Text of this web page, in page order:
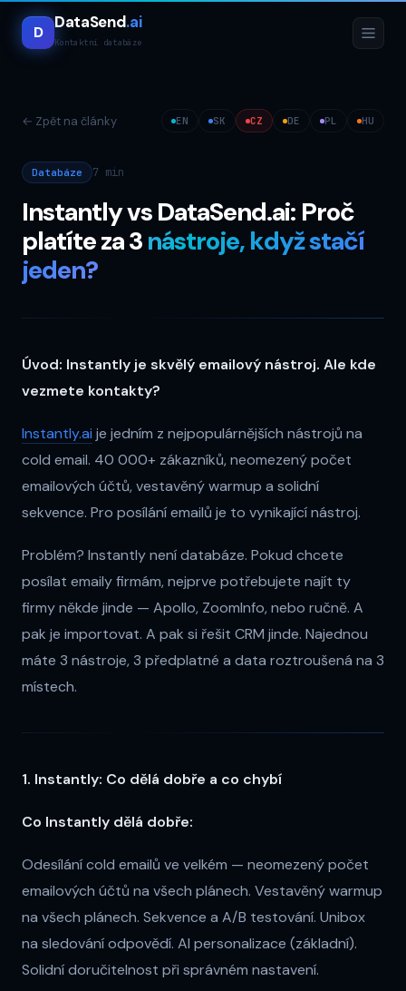
D
DataSend.ai
Kontaktní databáze
← Zpět na články EN SK CZ DE PL HU
Databáze 7 min
Instantly vs DataSend.ai: Proč
platíte za 3nástroje, když stačí
jeden?
Úvod: Instantly je skvělý emailový nástroj. Ale kde
vezmete kontakty?
Instantly.ai je jedním z nejpopulárnějších nástrojů na
cold email. 40 000+ zákazníků, neomezený počet
emailových účtů, vestavěný warmup a solidní
sekvence. Pro posílání emailů je to vynikající nástroj.
Problém? Instantly není databáze. Pokud chcete
posílat emaily firmám, nejprve potřebujete najít ty
firmy někde jinde — Apollo, ZoomInfo, nebo ručně. A
pak je importovat. A pak si řešit CRM jinde. Najednou
máte 3 nástroje, 3 předplatné a data roztroušená na 3
místech.
1. Instantly: Co dělá dobře a co chybí
Co Instantly dělá dobře:
Odesílání cold emailů ve velkém — neomezený počet
emailových účtů na všech plánech. Vestavěný warmup
na všech plánech. Sekvence a A/B testování. Unibox
na sledování odpovědí. AI personalizace (základní).
Solidní doručitelnost při správném nastavení.